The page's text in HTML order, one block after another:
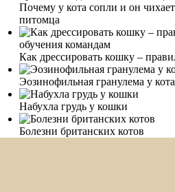
Почему у кота сопли и он
питомца
Как дрессировать кошку –
Эозинофильная гранулема у кота
Набухла грудь у кошки
Болезни британских котов